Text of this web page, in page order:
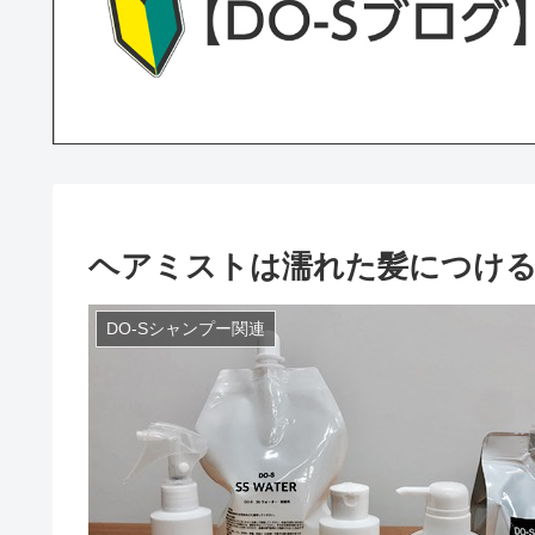
ヘアミストは濡れた髪につけ
DO-Sシャンプー関連